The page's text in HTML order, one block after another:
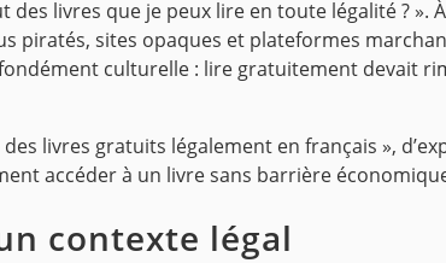
livres que je peux lire en toute légalité ? ».
sites opaques et plateformes
culturelle : lire gratuitement devait
livres gratuits légalement en français »,
accéder à un livre sans barrière
contexte légal